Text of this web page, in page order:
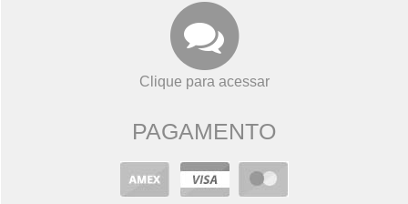
Clique para acessar
PAGAMENTO